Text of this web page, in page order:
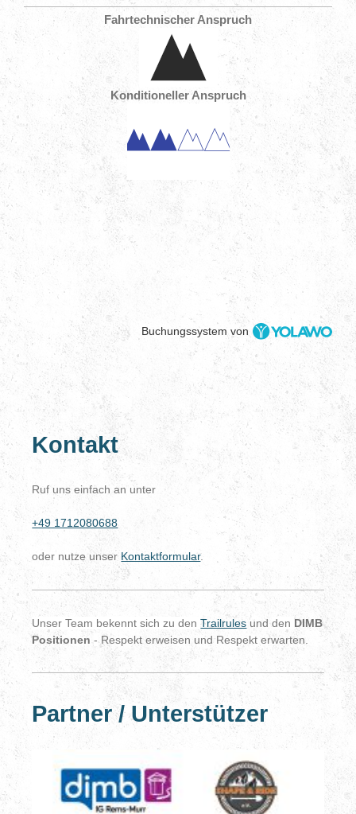
Fahrtechnischer Anspruch
Konditioneller Anspruch
Buchungssystem von
Kontakt
Ruf uns einfach an unter
+49 1712080688
oder nutze unser Kontaktformular.
Unser Team bekennt sich zu denTrailrules undden DIMB
Positionen - Respekt erweisen und Respekt erwarten.
Partner / Unterstützer